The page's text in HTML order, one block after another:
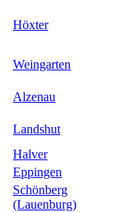
Höxter
Weingarten
Alzenau
Landshut
Halver
Eppingen
Schönberg
(Lauenburg)